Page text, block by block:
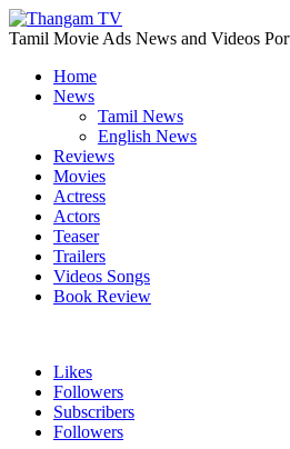
Tamil Movie Ads News and Videos
Home
News
Tamil News
English News
Reviews
Movies
Actress
Actors
Teaser
Trailers
Videos Songs
Book Review
Likes
Followers
Subscribers
Followers